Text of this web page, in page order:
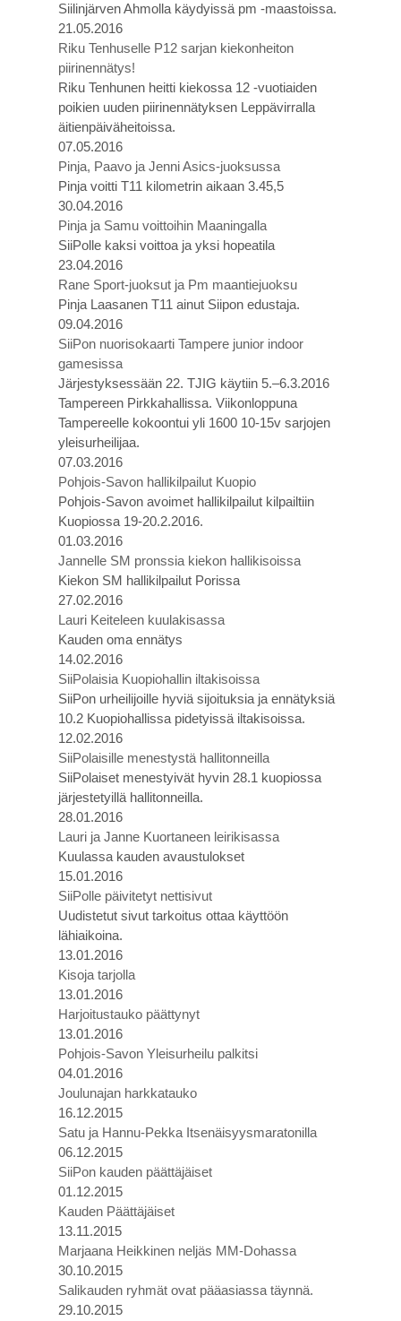
Siilinjärven Ahmolla käydyissä pm -maastoissa.
21.05.2016
Riku Tenhuselle P12 sarjan kiekonheiton
piirinennätys!
Riku Tenhunen heitti kiekossa 12 -vuotiaiden
poikien uuden piirinennätyksen Leppävirralla
äitienpäiväheitoissa.
07.05.2016
Pinja, Paavo ja Jenni Asics-juoksussa
Pinja voitti T11 kilometrin aikaan 3.45,5
30.04.2016
Pinja ja Samu voittoihin Maaningalla
SiiPolle kaksi voittoa ja yksi hopeatila
23.04.2016
Rane Sport-juoksut ja Pm maantiejuoksu
Pinja Laasanen T11 ainut Siipon edustaja.
09.04.2016
SiiPon nuorisokaarti Tampere junior indoor
gamesissa
Järjestyksessään 22. TJIG käytiin 5.–6.3.2016
Tampereen Pirkkahallissa. Viikonloppuna
Tampereelle kokoontui yli 1600 10-15v sarjojen
yleisurheilijaa.
07.03.2016
Pohjois-Savon hallikilpailut Kuopio
Pohjois-Savon avoimet hallikilpailut kilpailtiin
Kuopiossa 19-20.2.2016.
01.03.2016
Jannelle SM pronssia kiekon hallikisoissa
Kiekon SM hallikilpailut Porissa
27.02.2016
Lauri Keiteleen kuulakisassa
Kauden oma ennätys
14.02.2016
SiiPolaisia Kuopiohallin iltakisoissa
SiiPon urheilijoille hyviä sijoituksia ja ennätyksiä
10.2 Kuopiohallissa pidetyissä iltakisoissa.
12.02.2016
SiiPolaisille menestystä hallitonneilla
SiiPolaiset menestyivät hyvin 28.1 kuopiossa
järjestetyillä hallitonneilla.
28.01.2016
Lauri ja Janne Kuortaneen leirikisassa
Kuulassa kauden avaustulokset
15.01.2016
SiiPolle päivitetyt nettisivut
Uudistetut sivut tarkoitus ottaa käyttöön
lähiaikoina.
13.01.2016
Kisoja tarjolla
13.01.2016
Harjoitustauko päättynyt
13.01.2016
Pohjois-Savon Yleisurheilu palkitsi
04.01.2016
Joulunajan harkkatauko
16.12.2015
Satu ja Hannu-Pekka Itsenäisyysmaratonilla
06.12.2015
SiiPon kauden päättäjäiset
01.12.2015
Kauden Päättäjäiset
13.11.2015
Marjaana Heikkinen neljäs MM-Dohassa
30.10.2015
Salikauden ryhmät ovat pääasiassa täynnä.
29.10.2015